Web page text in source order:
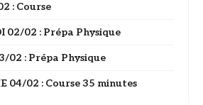
: Course
02/02 : Prépa Physique
02 : Prépa Physique
04/02 : Course 35 minutes